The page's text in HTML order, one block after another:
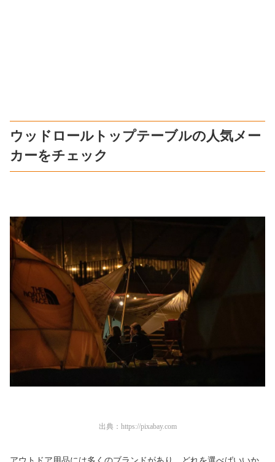
ウッドロールトップテーブルの人気メー
カーをチェック
出典： https://pixabay.com
アウトドア用品には多くのブランドがあり、どれを選べばいいか